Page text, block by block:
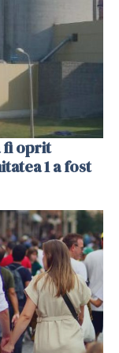
fi oprit
1 a fost